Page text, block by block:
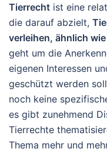
Tierrecht ist eine
die darauf abzielt,
verleihen, ähnlich
geht um die
eigenen Interessen
geschützt werden
noch keine
es gibt zunehmend
Tierrechte
Thema mehr und